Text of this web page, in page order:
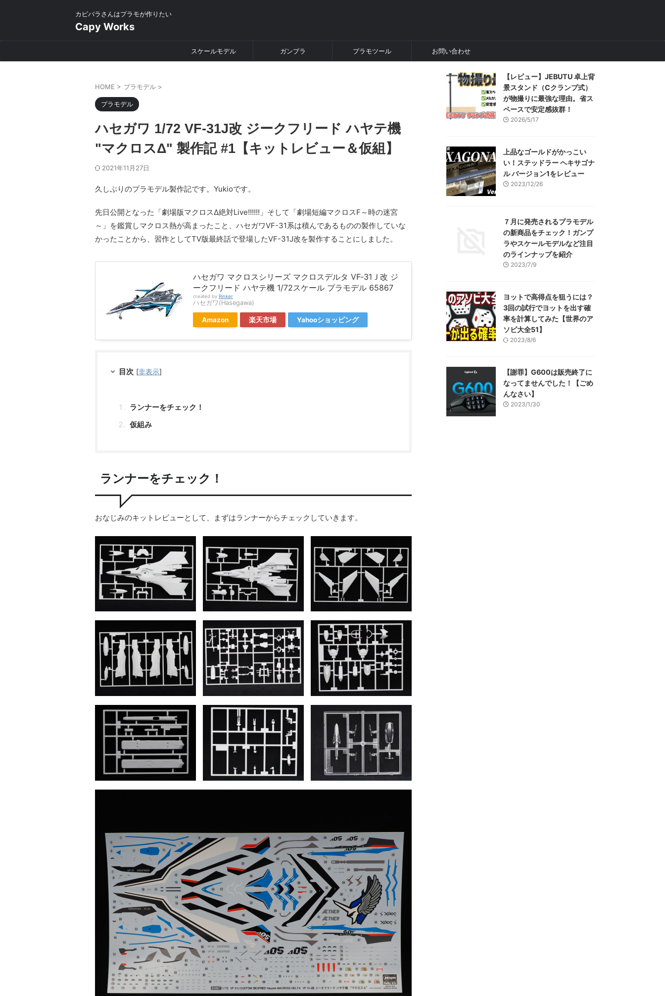
カピバラさんはプラモが作りたい
Capy Works
スケールモデル ガンプラ プラモツール お問い合わせ
HOME > プラモデル >
プラモデル
ハセガワ 1/72 VF-31J改 ジークフリード ハヤテ機
"マクロスΔ" 製作記 #1【キットレビュー＆仮組】
2021年11月27日
久しぶりのプラモデル製作記です。Yukioです。
先日公開となった「劇場版マクロスΔ絶対Live!!!!!!」そして「劇場短編マクロスF～時の迷宮
～」を鑑賞しマクロス熱が高まったこと、ハセガワVF-31系は積んであるものの製作していな
かったことから、習作としてTV版最終話で登場したVF-31J改を製作することにしました。
ハセガワ マクロスシリーズ マクロスデルタ VF‐31Ｊ改 ジ
ークフリード ハヤテ機 1/72スケール プラモデル 65867
created by Rinker
ハセガワ(Hasegawa)
Amazon 楽天市場 Yahooショッピング
目次 [非表示]
ランナーをチェック！
仮組み
ランナーをチェック！
おなじみのキットレビューとして、まずはランナーからチェックしていきます。
【レビュー】JEBUTU 卓上背
景スタンド（Cクランプ式）
が物撮りに最強な理由。省ス
ペースで安定感抜群！
2026/5/17
上品なゴールドがかっこい
い！ステッドラー ヘキサゴナ
ル バージョン1をレビュー
2023/12/26
７月に発売されるプラモデル
の新商品をチェック！ガンプ
ラやスケールモデルなど注目
のラインナップを紹介
2023/7/9
ヨットで高得点を狙うには？
3回の試行でヨットを出す確
率を計算してみた【世界のア
ソビ大全51】
2023/8/6
【謝罪】G600は販売終了に
なってませんでした！【ごめ
んなさい】
2023/1/30